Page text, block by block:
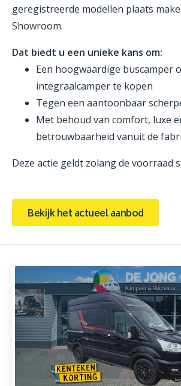
geregistreerde modellen plaats
Showroom.
Dat biedt u een unieke kans om:
Een hoogwaardige buscamper
integraalcamper te kopen
Tegen een aantoonbaar
Met behoud van comfort, luxe
betrouwbaarheid vanuit de
Deze actie geldt zolang de voorraad
Bekijk het actueel aanbod